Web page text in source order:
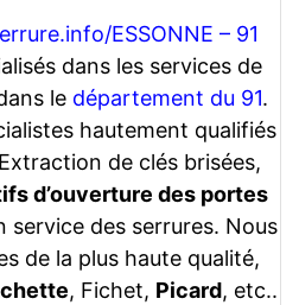
ESSONNE – 91
dans les services de
le département du 91.
hautement qualifiés
de clés brisées,
d’ouverture des portes
service des serrures. Nous
de la plus haute qualité,
, Fichet, Picard, etc..